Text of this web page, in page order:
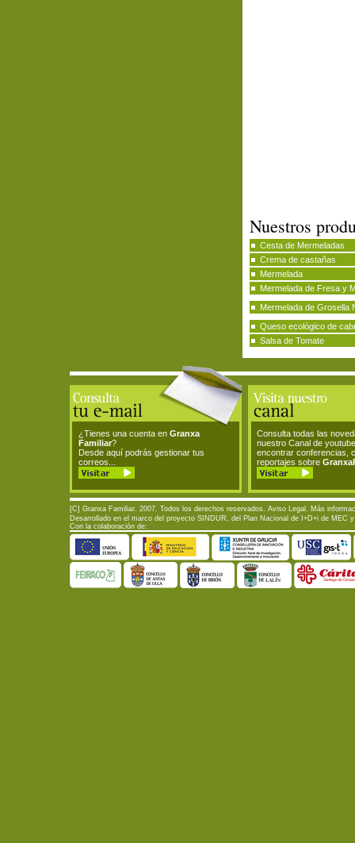
Nuestros
Cesta de Mermeladas
Crema de castañas
Mermelada
Mermelada de Fresa y
Mermelada de Grosella
Queso ecológico de
Salsa de Tomate
¿Tienes una cuenta en Granxa
Familiar?
Desde aquí podrás gestionar tus
correos...
Consulta todas las
nuestro Canal de
encontrar conferencias,
reportajes sobre
[C] Granxa Familiar. 2007. Todos los derechos reservados. Aviso Legal . Más
Desarrollado en el marco del proyecto SINDUR, del Plan Nacional de I+D+i de MEC
Con la colaboración de: